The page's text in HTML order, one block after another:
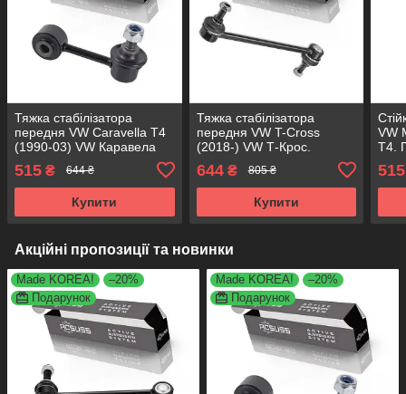
Тяжка стабілізатора
передня VW Caravella T4
(1990-03) VW Каравела
701411049B , JTS288 ,
FE18654
515 ₴ 644 ₴
Купити
Тяжка стабілізатора
передня VW T-Cross
(2018-) VW Т-Крос.
JTS393 , FE19518
644₴ 805 ₴
Купити
VW
Т4.
515
Акційні пропозиції та новинки
Made KOREA!
–20%
Подарунок
Made KOREA!
–20%
Подарунок